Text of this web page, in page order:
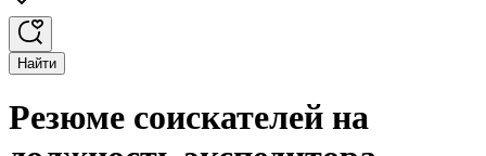
Найти
Резюме соискателей на